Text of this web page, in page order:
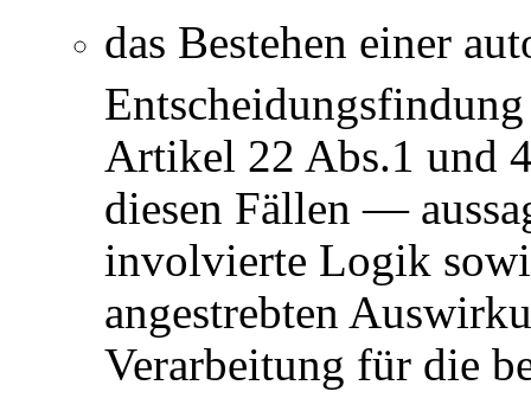
das Bestehen einer
Artikel 22 Abs.1 und
diesen Fällen —
involvierte Logik
angestrebten
Verarbeitung für die